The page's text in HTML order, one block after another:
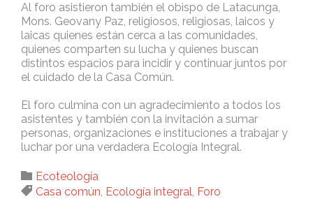
Al foro asistieron también el obispo de Latacunga,
Mons. Geovany Paz, religiosos, religiosas, laicos y
laicas quienes están cerca a las comunidades,
quienes comparten su lucha y quienes buscan
distintos espacios para incidir y continuar juntos por
el cuidado de la Casa Común.
El foro culmina con un agradecimiento a todos los
asistentes y también con la invitación a sumar
personas, organizaciones e instituciones a trabajar y
luchar por una verdadera Ecología Integral.
 Category
Ecoteología
 Tags
Casa común Ecología integral Foro